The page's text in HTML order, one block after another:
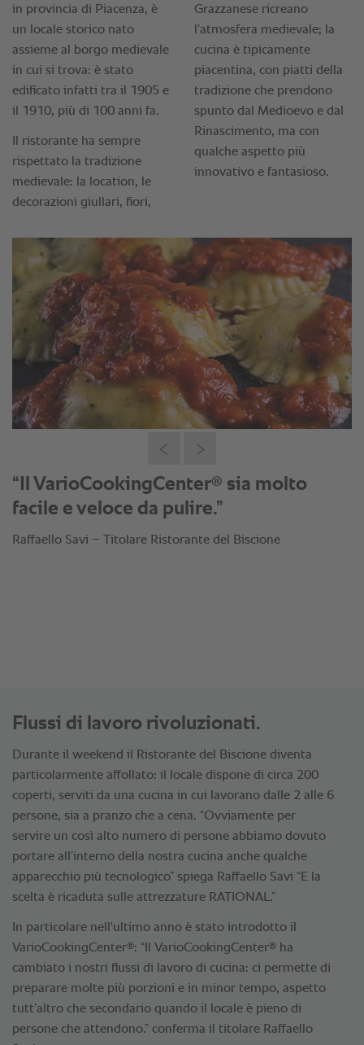
“Il VarioCookingCenter® sia molto
facile e veloce da pulire.”
Raffaello Savi – Titolare Ristorante del Biscione
Flussi di lavoro rivoluzionati.
Durante il weekend il Ristorante del Biscione diventa
particolarmente affollato: il locale dispone di circa 200
coperti, serviti da una cucina in cui lavorano dalle 2 alle 6
persone, sia a pranzo che a cena. “Ovviamente per
servire un così alto numero di persone abbiamo dovuto
portare all’interno della nostra cucina anche qualche
apparecchio più tecnologico” spiega Raffaello Savi “E la
scelta è ricaduta sulle attrezzature RATIONAL.”
In particolare nell'ultimo anno è stato introdotto il
VarioCookingCenter®: “Il VarioCookingCenter® ha
cambiato i nostri flussi di lavoro di cucina: ci permette di
preparare molte più porzioni e in minor tempo, aspetto
tutt’altro che secondario quando il locale è pieno di
persone che attendono.” conferma il titolare Raffaello